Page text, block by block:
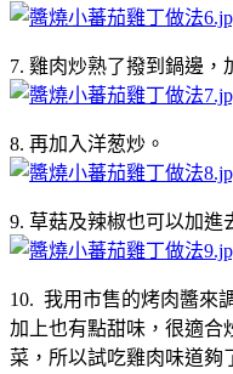
7. 雞肉炒熟了撥到鍋邊，
8. 再加入洋葱炒。
9. 草菇及辣椒也可以加進
10. 我用市售的烤肉醬來
加上也有點甜味，很適合
菜，所以試吃雞肉味道夠